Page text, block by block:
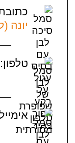
יונה
טלפון: